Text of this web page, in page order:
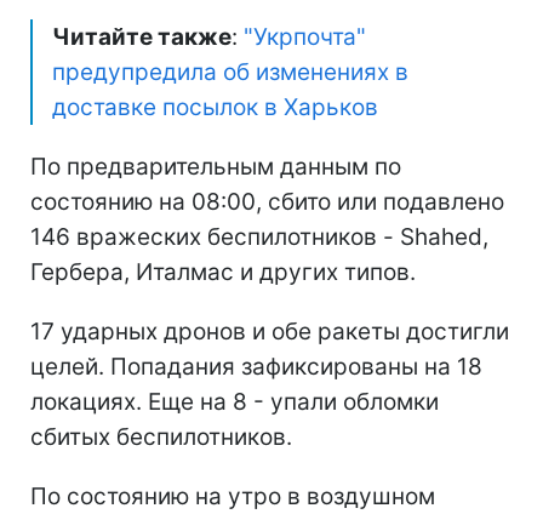
Читайте также: "Укрпочта"
предупредила об изменениях в
доставке посылок в Харьков
По предварительным данным по
состоянию на 08:00, сбито или подавлено
146 вражеских беспилотников - Shahed,
Гербера, Италмас и других типов.
17 ударных дронов и обе ракеты достигли
целей. Попадания зафиксированы на 18
локациях. Еще на 8 - упали обломки
сбитых беспилотников.
По состоянию на утро в воздушном